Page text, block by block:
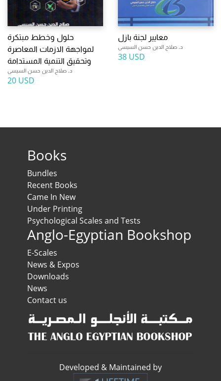
حلول وخطط مبتكرة
لمواجهة الازمات المعاصرة
وتحقيق التنمية المستدامة
د. صلاح الدين حسن السيسى
20 USD
معايير لجنة بازل
د. صلاح الدين حسن السيسى
38 USD
Books
Bundles
Recent Books
Came In New
Under Printing
Psychological Scales and Tests
Anglo-Egyptian Bookshop
E-Scales
News & Expos
Downloads
News
Contact us
Developed & Maintained by